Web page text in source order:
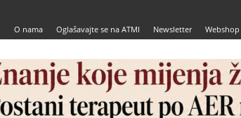
O nama Oglašavajte se na ATMI Newsletter Webshop